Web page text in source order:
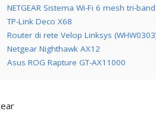
NETGEAR Sistema Wi-Fi 6 mesh tri-
TP-Link Deco X68
Router di rete Velop Linksys
Netgear Nighthawk AX12
Asus ROG Rapture GT-AX11000